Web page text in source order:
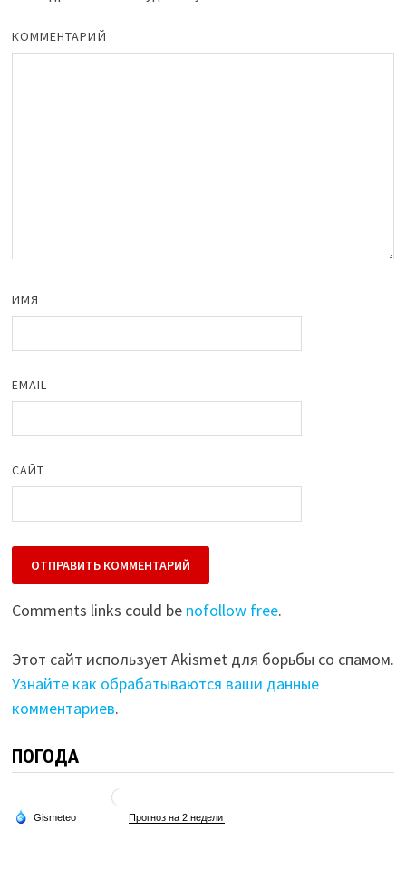
КОММЕНТАРИЙ
ИМЯ
EMAIL
САЙТ
Comments links could be nofollow free.
Этот сайт использует Akismet для борьбы со спамом.
Узнайте как обрабатываются ваши данные
комментариев.
ПОГОДА